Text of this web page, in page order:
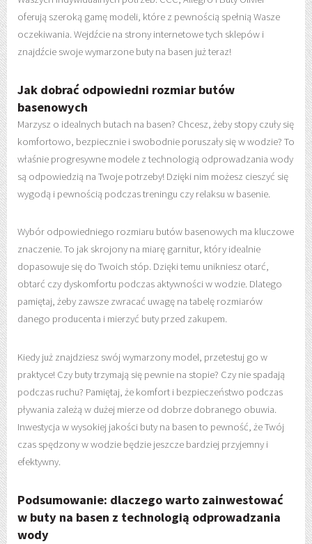
oferują szeroką gamę modeli, które z pewnością spełnią Wasze
oczekiwania. Wejdźcie na strony internetowe tych sklepów i
znajdźcie swoje wymarzone buty na basen już teraz!
Jak dobrać odpowiedni rozmiar butów
basenowych
Marzysz o idealnych butach na basen? Chcesz, żeby stopy czuły się
komfortowo, bezpiecznie i swobodnie poruszały się w wodzie? To
właśnie progresywne modele z technologią odprowadzania wody
są odpowiedzią na Twoje potrzeby! Dzięki nim możesz cieszyć się
wygodą i pewnością podczas treningu czy relaksu w basenie.
Wybór odpowiedniego rozmiaru butów basenowych ma kluczowe
znaczenie. To jak skrojony na miarę garnitur, który idealnie
dopasowuje się do Twoich stóp. Dzięki temu unikniesz otarć,
obtarć czy dyskomfortu podczas aktywności w wodzie. Dlatego
pamiętaj, żeby zawsze zwracać uwagę na tabelę rozmiarów
danego producenta i mierzyć buty przed zakupem.
Kiedy już znajdziesz swój wymarzony model, przetestuj go w
praktyce! Czy buty trzymają się pewnie na stopie? Czy nie spadają
podczas ruchu? Pamiętaj, że komfort i bezpieczeństwo podczas
pływania zależą w dużej mierze od dobrze dobranego obuwia.
Inwestycja w wysokiej jakości buty na basen to pewność, że Twój
czas spędzony w wodzie będzie jeszcze bardziej przyjemny i
efektywny.
Podsumowanie: dlaczego warto zainwestować
w buty na basen z technologią odprowadzania
wody